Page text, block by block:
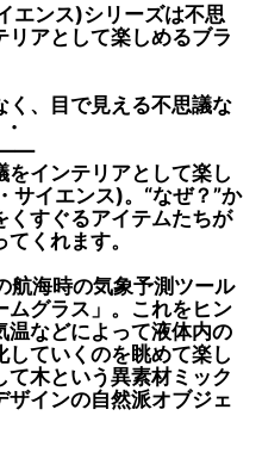
エンス)シリーズは不思
アとして楽しめるブラ
く、目で見える不思議な
をインテリアとして楽し
サイエンス)。“なぜ？”か
くすぐるアイテムたちが
くれます。
航海時の気象予測ツール
ムグラス」。これをヒン
温などによって液体内の
ていくのを眺めて楽し
木という異素材ミック
ザインの自然派オブジェ